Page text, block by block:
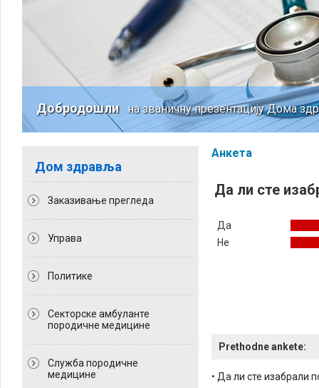
Добродошлина званичну презентацију Дома
Дом здравља
Заказивање прегледа
Управа
Политикe
Секторске амбуланте
породичне медицине
Служба породичне
медицине
Анкета
Да ли сте
Да
Не
Prethodne ankete:
• Да ли сте изабрали